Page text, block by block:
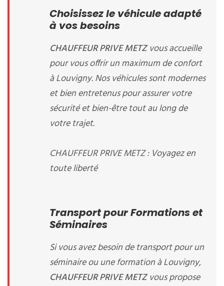
Choisissez le véhicule adapté
à vos besoins
CHAUFFEUR PRIVE METZvous accueille
pour vous offrir un maximum de confort
à Louvigny. Nos véhicules sont modernes
et bien entretenus pour assurer votre
sécurité et bien-être tout au long de
votre trajet.
CHAUFFEUR PRIVE METZ : Voyagez en
toute liberté
Transport pour Formations et
Séminaires
Si vous avez besoin de transport pour un
séminaire ou une formation à Louvigny,
CHAUFFEUR PRIVE METZvous propose